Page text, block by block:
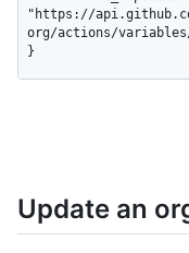
"https://
org/actions/variables/
}
Update an